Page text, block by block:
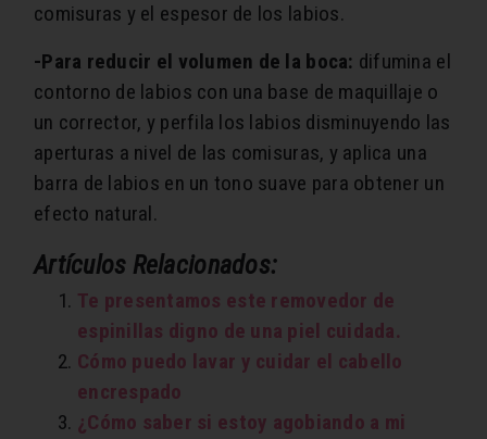
comisuras y el espesor de los labios.
-Para reducir el volumen de la boca: difumina el
contorno de labios con una base de maquillaje o
un corrector, y perfila los labios disminuyendo las
aperturas a nivel de las comisuras, y aplica una
barra de labios en un tono suave para obtener un
efecto natural.
Artículos Relacionados:
Te presentamos este removedor de
espinillas digno de una piel cuidada.
Cómo puedo lavar y cuidar el cabello
encrespado
¿Cómo saber si estoy agobiando a mi